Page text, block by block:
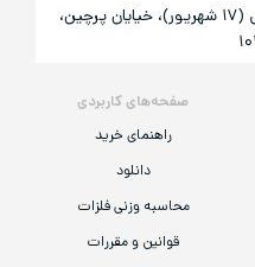
صفحه‌های کاربردی
راهنمای خرید
دانلود
محاسبه وزنی فلزات
قوانین و مقررات
تهران، شادآباد، خیابان شهید طارمی (۱۷ شهریور)، خیایان پرچین،